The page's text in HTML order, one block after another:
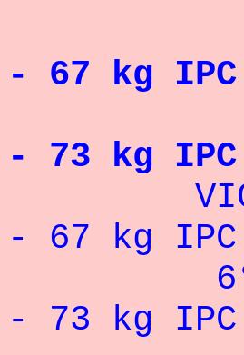
- 67 kg
- 73 kg
VICE-
- 67 kg
6°
- 73 kg